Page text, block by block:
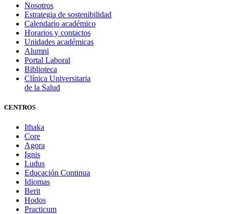
Nosotros
Estrategia de sostenibilidad
Calendario académico
Horarios y contactos
Unidades académicas
Alumni
Portal Laboral
Biblioteca
Clínica Universitaria
de la Salud
CENTROS
Ithaka
Core
Agora
Ignis
Ludus
Educación Continua
Idiomas
Berit
Hodos
Practicum